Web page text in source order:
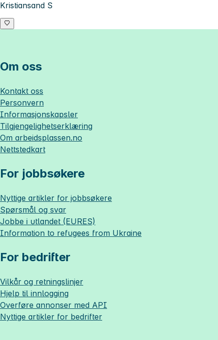
Kristiansand S
Om oss
Kontakt oss
Personvern
Informasjonskapsler
Tilgjengelighetserklæring
Om arbeidsplassen.no
Nettstedkart
For jobbsøkere
Nyttige artikler for jobbsøkere
Spørsmål og svar
Jobbe i utlandet (EURES)
Information to refugees from Ukraine
For bedrifter
Vilkår og retningslinjer
Hjelp til innlogging
Overføre annonser med API
Nyttige artikler for bedrifter